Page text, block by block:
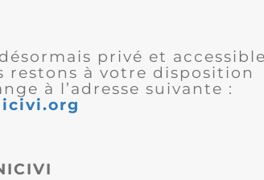
privé et accessible
restons à votre disposition
à l’adresse suivante :